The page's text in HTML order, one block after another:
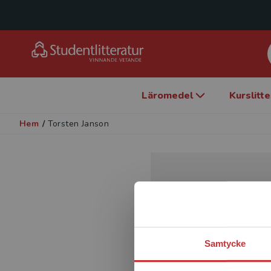
Samtycke
Läromedel
Hem / Torsten Janson